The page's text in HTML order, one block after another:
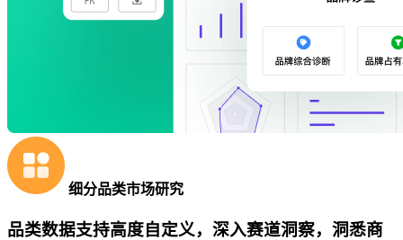
细分品类市场研究
品类数据支持高度自定义，深入赛道洞察，洞悉商